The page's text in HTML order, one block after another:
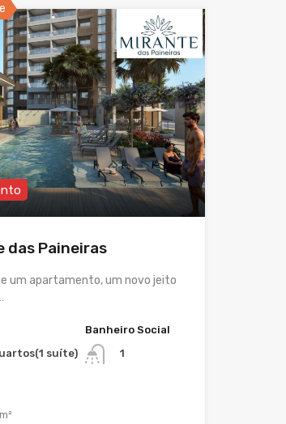
das Paineiras
um apartamento, um novo jeito
suíte)
Banheiro Social
1
m²